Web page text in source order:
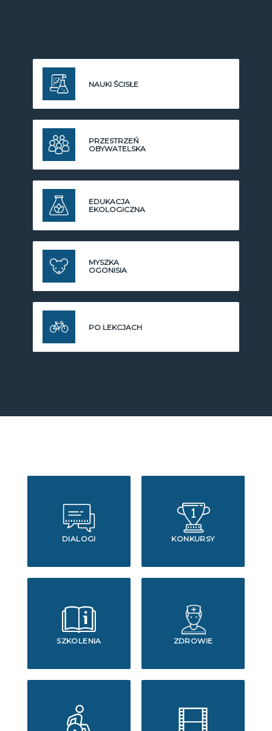
NAUKI ŚCISŁE
PRZESTRZEŃ
OBYWATELSKA
EDUKACJA
EKOLOGICZNA
MYSZKA
OGONISIA
PO LEKCJACH
DIALOGI KONKURSY
SZKOLENIA ZDROWIE